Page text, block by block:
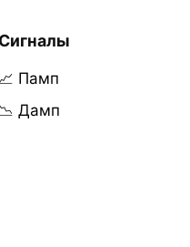
Сигналы
📈 Памп
📉 Дамп